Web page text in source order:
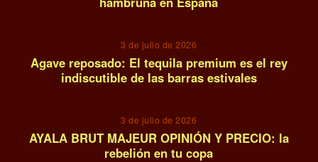
3 de julio de 2026
Agave reposado: El tequila premium es el rey
indiscutible de las barras estivales
3 de julio de 2026
AYALA BRUT MAJEUR OPINIÓN Y PRECIO: la
rebelión en tu copa